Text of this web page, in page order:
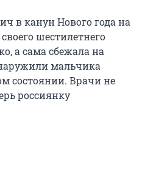
в канун Нового года на
шестилетнего
а сама сбежала на
мальчика
состоянии. Врачи не
россиянку